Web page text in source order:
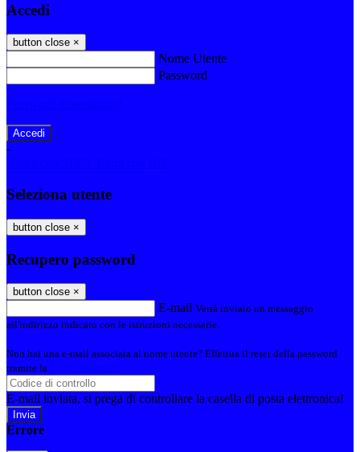
Accedi
button close ×
Nome Utente
Password
-
Seleziona utente
button close ×
Recupero password
button close ×
E-mail Verrà inviato un messaggio
all'indirizzo indicato con le istruzioni necessarie.
Non hai una e-mail associata al nome utente? Effettua il reset della password
tramite la
E-mail inviata, si prega di controllare la casella di posta elettronica!
Errore